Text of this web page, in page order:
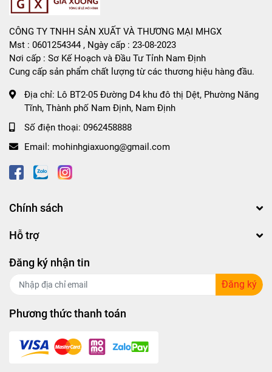
CÔNG TY TNHH SẢN XUẤT VÀ THƯƠNG MẠI MHGX
Mst : 0601254344 , Ngày cấp : 23-08-2023
Nơi cấp : Sơ Kế Hoạch và Đầu Tư Tỉnh Nam Định
Cung cấp sản phẩm chất lượng từ các thương hiệu hàng đầu.
Địa chỉ: Lô BT2-05 Đường D4 khu đô thị Dệt, Phường Năng
Tĩnh, Thành phố Nam Định, Nam Định
Số điện thoại: 0962458888
Email: mohinhgiaxuong@gmail.com
Chính sách
Hỗ trợ
Đăng ký nhận tin
Đăng ký
Phương thức thanh toán